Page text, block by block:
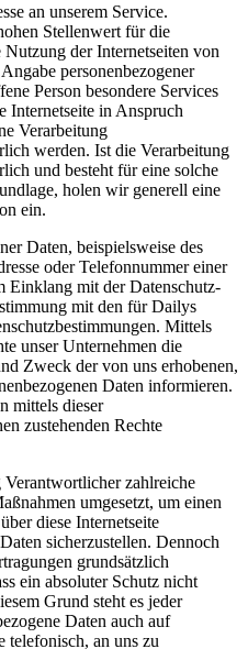
an unserem Service.
Stellenwert für die
der Internetseiten von
personenbezogener
Person besondere Services
Internetseite in Anspruch
Verarbeitung
werden. Ist die Verarbeitung
und besteht für eine solche
holen wir generell eine
ein.
Daten, beispielsweise des
oder Telefonnummer einer
Einklang mit der Datenschutz-
mit den für Dailys
Mittels
unser Unternehmen die
Zweck der von uns erhobenen,
Daten informieren.
mittels dieser
zustehenden Rechte
zahlreiche
umgesetzt, um einen
diese Internetseite
sicherzustellen. Dennoch
grundsätzlich
ein absoluter Schutz nicht
Grund steht es jeder
Daten auch auf
telefonisch, an uns zu